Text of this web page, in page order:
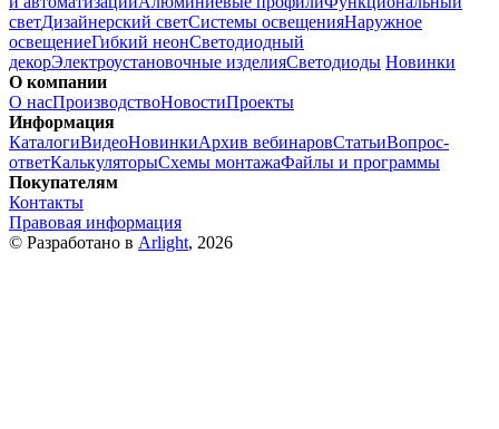
светДизайнерский светСистемы освещенияНаружное
освещениеГибкий неонСветодиодный
декорЭлектроустановочные изделияСветодиоды Новинки
О компании
О насПроизводствоНовостиПроекты
Информация
КаталогиВидеоНовинкиАрхив вебинаровСтатьиВопрос-
ответКалькуляторыСхемы монтажаФайлы и программы
Покупателям
Контакты
Правовая информация
© Разработано в Arlight, 2026